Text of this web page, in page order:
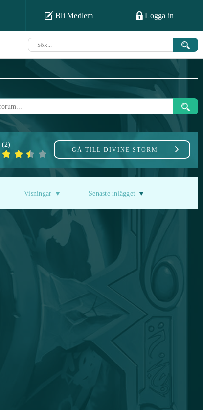
Bli Medlem Logga in
GÅ TILL DIVINE STORM
(2)
Visningar Senaste inlägget